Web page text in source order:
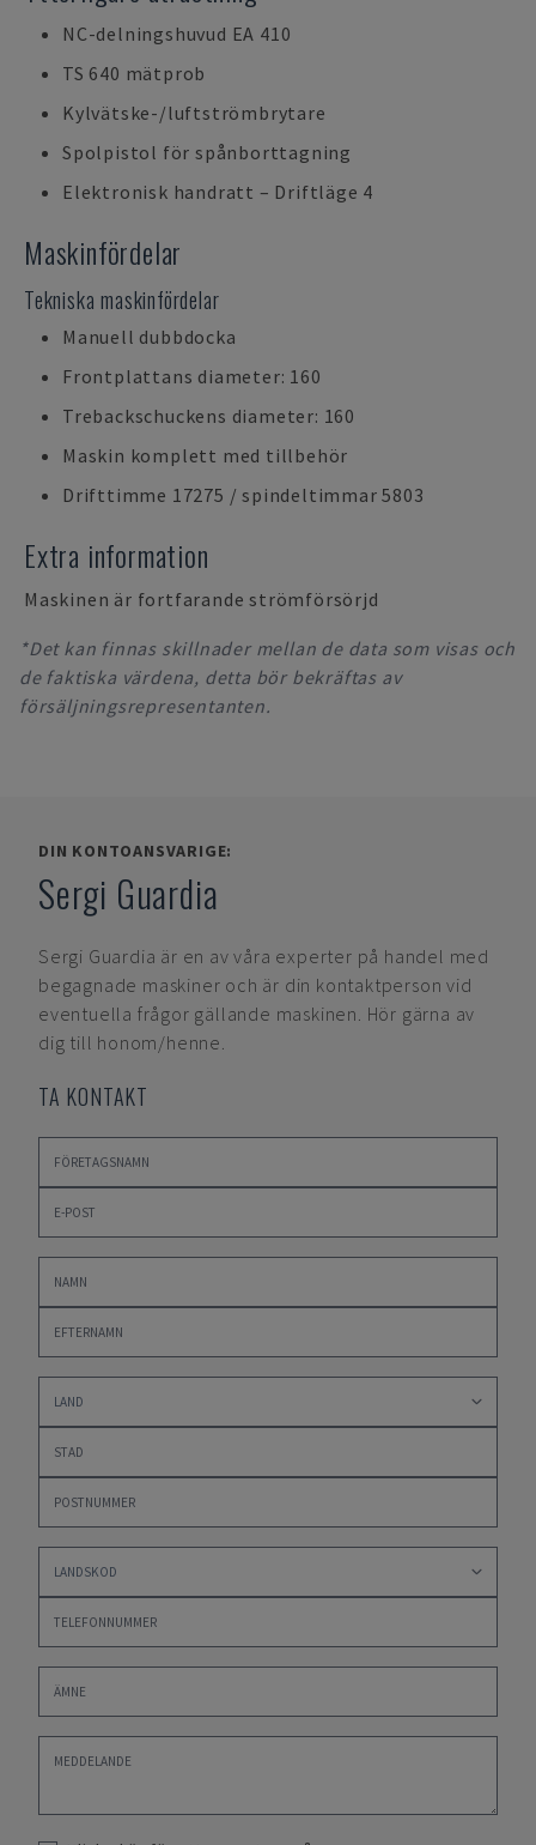
NC-delningshuvud EA 410
TS 640 mätprob
Kylvätske-/luftströmbrytare
Spolpistol för spånborttagning
Elektronisk handratt – Driftläge 4
Maskinfördelar
Tekniska maskinfördelar
Manuell dubbdocka
Frontplattans diameter: 160
Trebackschuckens diameter: 160
Maskin komplett med tillbehör
Drifttimme 17275 / spindeltimmar 5803
Extra information
Maskinen är fortfarande strömförsörjd
*Det kan finnas skillnader mellan de data som visas och
de faktiska värdena, detta bör bekräftas av
försäljningsrepresentanten.
DIN KONTOANSVARIGE:
Sergi Guardia
Sergi Guardia är en av våra experter på handel med
begagnade maskiner och är din kontaktperson vid
eventuella frågor gällande maskinen. Hör gärna av
dig till honom/henne.
TA KONTAKT